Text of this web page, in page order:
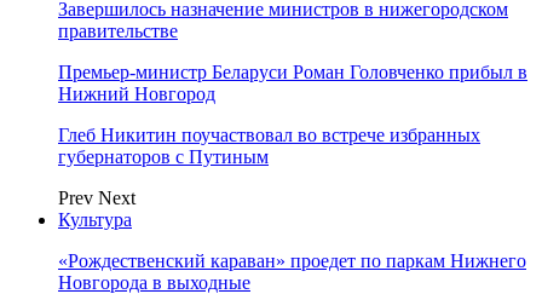
Завершилось назначение министров в нижегородском
правительстве
Премьер-министр Беларуси Роман Головченко прибыл в
Нижний Новгород
Глеб Никитин поучаствовал во встрече избранных
губернаторов с Путиным
Prev Next
Культура
«Рождественский караван» проедет по паркам Нижнего
Новгорода в выходные